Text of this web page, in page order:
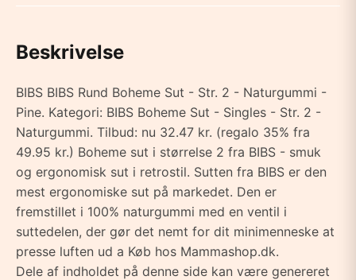
Beskrivelse
BIBS BIBS Rund Boheme Sut - Str. 2 - Naturgummi -
Pine. Kategori: BIBS Boheme Sut - Singles - Str. 2 -
Naturgummi. Tilbud: nu 32.47 kr. (regalo 35% fra
49.95 kr.) Boheme sut i størrelse 2 fra BIBS - smuk
og ergonomisk sut i retrostil. Sutten fra BIBS er den
mest ergonomiske sut på markedet. Den er
fremstillet i 100% naturgummi med en ventil i
suttedelen, der gør det nemt for dit minimenneske at
presse luften ud a Køb hos Mammashop.dk.
Dele af indholdet på denne side kan være genereret